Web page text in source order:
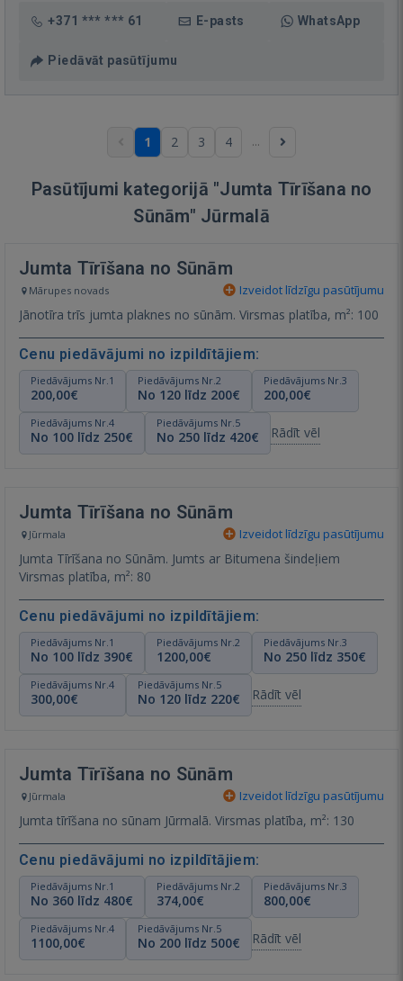
+371 *** *** 61 E-pasts WhatsApp
Piedāvāt pasūtījumu
1 2 3 4 ...
Pasūtījumi kategorijā "Jumta Tīrīšana no
Sūnām" Jūrmalā
Jumta Tīrīšana no Sūnām
Mārupes novads Izveidot līdzīgu pasūtījumu
Jānotīra trīs jumta plaknes no sūnām. Virsmas platība, m²: 100
Cenu piedāvājumi no izpildītājiem:
Piedāvājums Nr.1
200,00€
Piedāvājums Nr.2
No 120 līdz 200€
Piedāvājums Nr.3
200,00€
Piedāvājums Nr.4
No 100 līdz 250€
Piedāvājums Nr.5
No 250 līdz 420€ Rādīt vēl
Jumta Tīrīšana no Sūnām
Jūrmala Izveidot līdzīgu pasūtījumu
Jumta Tīrīšana no Sūnām. Jumts ar Bitumena šindeļiem
Virsmas platība, m²: 80
Cenu piedāvājumi no izpildītājiem:
Piedāvājums Nr.1
No 100 līdz 390€
Piedāvājums Nr.2
1200,00€
Piedāvājums Nr.3
No 250 līdz 350€
Piedāvājums Nr.4
300,00€
Piedāvājums Nr.5
No 120 līdz 220€ Rādīt vēl
Jumta Tīrīšana no Sūnām
Jūrmala Izveidot līdzīgu pasūtījumu
Jumta tīrīšana no sūnam Jūrmalā. Virsmas platība, m²: 130
Cenu piedāvājumi no izpildītājiem:
Piedāvājums Nr.1
No 360 līdz 480€
Piedāvājums Nr.2
374,00€
Piedāvājums Nr.3
800,00€
Piedāvājums Nr.4
1100,00€
Piedāvājums Nr.5
No 200 līdz 500€ Rādīt vēl